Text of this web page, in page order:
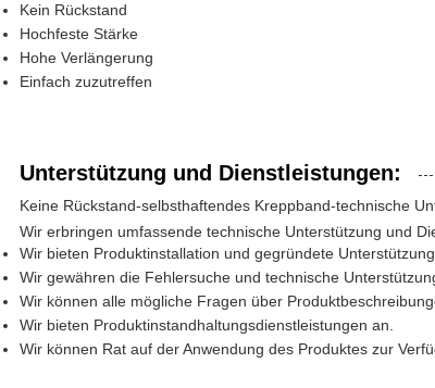
Kein Rückstand
Hochfeste Stärke
Hohe Verlängerung
Einfach zuzutreffen
Unterstützung und Dienstleistungen:
Keine Rückstand-selbsthaftendes Kreppband-technische
Wir erbringen umfassende technische Unterstützung und
Wir bieten Produktinstallation und gegründete Unterstützung
Wir gewähren die Fehlersuche und technische
Wir können alle mögliche Fragen über
Wir bieten Produktinstandhaltungsdienstleistungen an.
Wir können Rat auf der Anwendung des Produktes zur